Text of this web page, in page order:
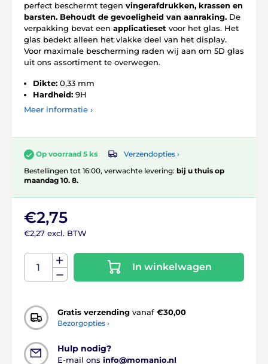
perfect beschermt tegen vingerafdrukken, krassen en
barsten. Behoudt de gevoeligheid van aanraking. De
verpakking bevat een applicatieset voor het glas. Het
glas bedekt alleen het vlakke deel van het display.
Voor maximale bescherming raden wij aan om 5D glas
uit ons assortiment te overwegen.
Dikte: 0,33 mm
Hardheid: 9H
Meer informatie ›
Op voorraad 5 ks
Verzendopties ›
Bestellingen tot 16:00, verwachte levering: bij u thuis op
maandag 10. 8.
€2,75
€2,27 excl. BTW
In winkelwagen
Gratis verzending vanaf €30,00
Bezorgopties ›
Hulp nodig?
E-mail ons info@momanio.nl